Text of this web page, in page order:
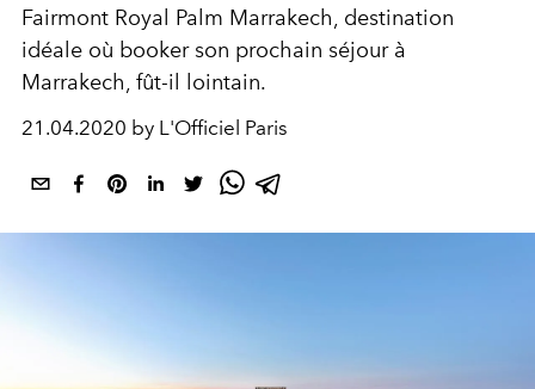
Fairmont Royal Palm Marrakech, destination
idéale où booker son prochain séjour à
Marrakech, fût-il lointain.
21.04.2020 by L'Officiel Paris